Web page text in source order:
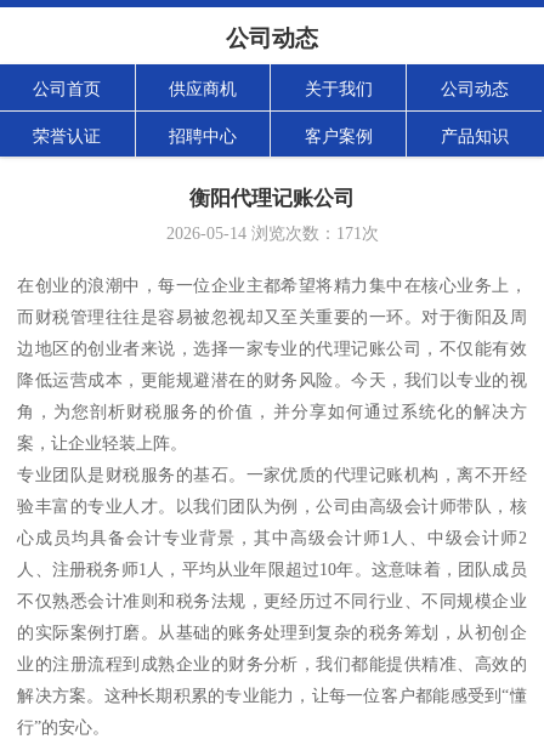
公司动态
公司首页 供应商机 关于我们 公司动态
荣誉认证 招聘中心 客户案例 产品知识
衡阳代理记账公司
2026-05-14浏览次数： 171次
在创业的浪潮中，每一位企业主都希望将精力集中在核心业务上，
而财税管理往往是容易被忽视却又至关重要的一环。对于衡阳及周
边地区的创业者来说，选择一家专业的代理记账公司，不仅能有效
降低运营成本，更能规避潜在的财务风险。今天，我们以专业的视
角，为您剖析财税服务的价值，并分享如何通过系统化的解决方
案，让企业轻装上阵。
专业团队是财税服务的基石。一家优质的代理记账机构，离不开经
验丰富的专业人才。以我们团队为例，公司由高级会计师带队，核
心成员均具备会计专业背景，其中高级会计师1人、中级会计师2
人、注册税务师1人，平均从业年限超过10年。这意味着，团队成员
不仅熟悉会计准则和税务法规，更经历过不同行业、不同规模企业
的实际案例打磨。从基础的账务处理到复杂的税务筹划，从初创企
业的注册流程到成熟企业的财务分析，我们都能提供精准、高效的
解决方案。这种长期积累的专业能力，让每一位客户都能感受到“懂
行”的安心。